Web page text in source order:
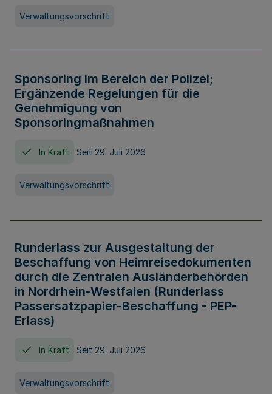
Verwaltungsvorschrift
Sponsoring im Bereich der Polizei;
Ergänzende Regelungen für die
Genehmigung von
Sponsoringmaßnahmen
In Kraft Seit 29. Juli 2026
Verwaltungsvorschrift
Runderlass zur Ausgestaltung der
Beschaffung von Heimreisedokumenten
durch die Zentralen Ausländerbehörden
in Nordrhein-Westfalen (Runderlass
Passersatzpapier-Beschaffung - PEP-
Erlass)
In Kraft Seit 29. Juli 2026
Verwaltungsvorschrift